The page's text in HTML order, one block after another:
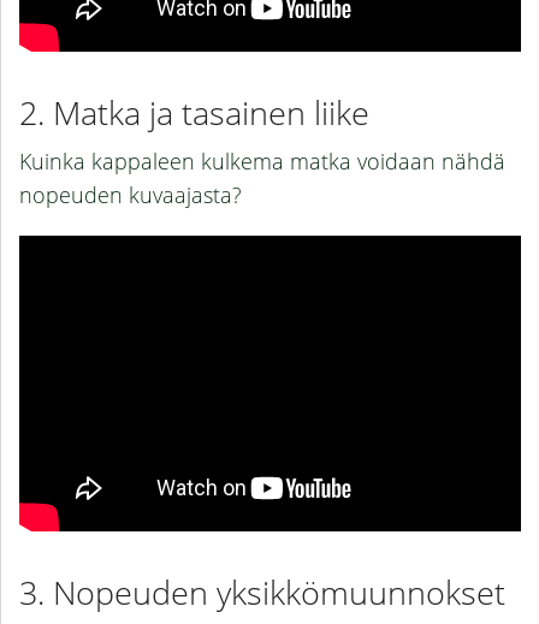
Matka ja tasainen liike
Kuinka kappaleen kulkema matka voidaan nähdä
nopeuden kuvaajasta?
Nopeuden yksikkömuunnokset